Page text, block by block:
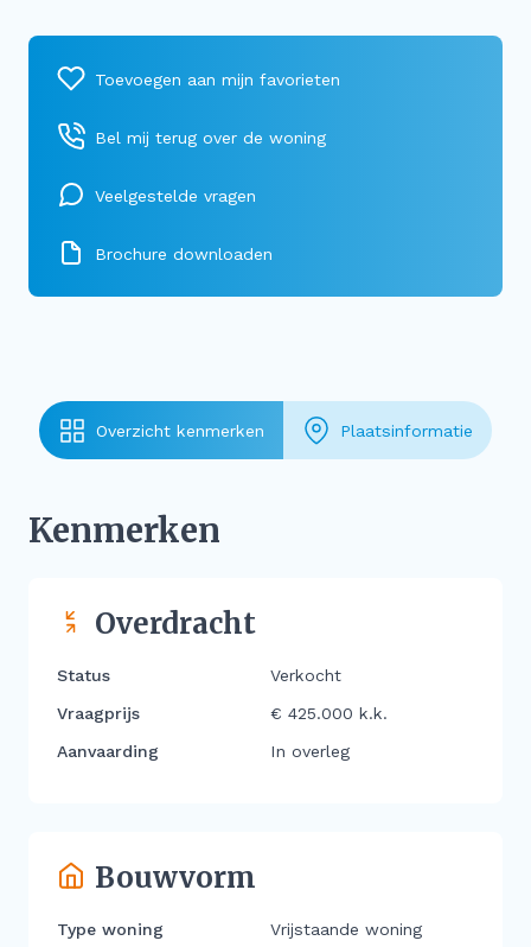
Bel mij terug over de woning
Veelgestelde vragen
Brochure downloaden
Overzicht kenmerken Plaatsinformatie
Kenmerken
Overdracht
Status
Verkocht
Vraagprijs
€ 425.000 k.k.
Aanvaarding
In overleg
Bouwvorm
Type woning
Vrijstaande woning